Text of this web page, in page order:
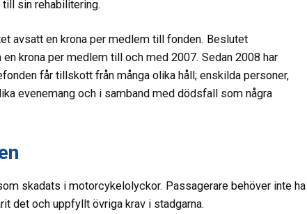
sin rehabilitering.
avsatt en krona per medlem till fonden. Beslutet
krona per medlem till och med 2007. Sedan 2008 har
får tillskott från många olika håll; enskilda personer,
evenemang och i samband med dödsfall som några
skadats i motorcykelolyckor. Passagerare behöver inte ha
det och uppfyllt övriga krav i stadgarna.